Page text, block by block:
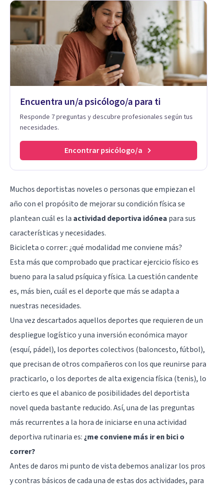
Encuentra un/a psicólogo/a para ti
Responde 7 preguntas y descubre profesionales según tus
necesidades.
Encontrar psicólogo/a
Muchos deportistas noveles o personas que empiezan el
año con el propósito de mejorar su condición física se
plantean cuál es la actividad deportiva idónea para sus
características y necesidades.
Bicicleta o correr: ¿qué modalidad me conviene más?
Esta más que comprobado que practicar ejercicio físico es
bueno para la salud psíquica y física. La cuestión candente
es, más bien, cuál es el deporte que más se adapta a
nuestras necesidades.
Una vez descartados aquellos deportes que requieren de un
despliegue logístico y una inversión económica mayor
(esquí, pádel), los deportes colectivos (baloncesto, fútbol),
que precisan de otros compañeros con los que reunirse para
practicarlo, o los deportes de alta exigencia física (tenis), lo
cierto es que el abanico de posibilidades del deportista
novel queda bastante reducido. Así, una de las preguntas
más recurrentes a la hora de iniciarse en una actividad
deportiva rutinaria es: ¿me conviene más ir en bici o
correr?
Antes de daros mi punto de vista debemos analizar los pros
y contras básicos de cada una de estas dos actividades, para